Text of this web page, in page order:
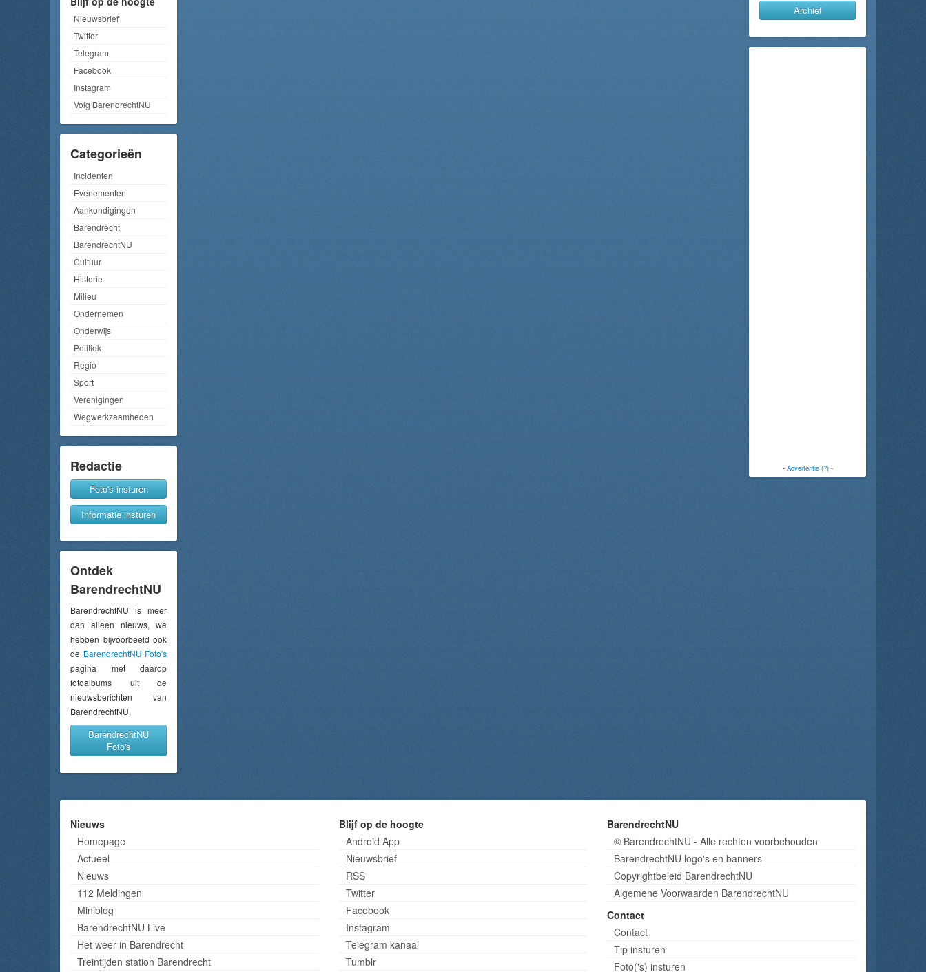
Nieuwsbrief
Twitter
Telegram
Facebook
Instagram
Volg BarendrechtNU
Categorieën
Incidenten
Evenementen
Aankondigingen
Barendrecht
BarendrechtNU
Cultuur
Historie
Milieu
Ondernemen
Onderwijs
Politiek
Regio
Sport
Verenigingen
Wegwerkzaamheden
Redactie
Foto's insturen
Informatie insturen
Ontdek
BarendrechtNU
BarendrechtNU is meer
dan alleen nieuws, we
hebben bijvoorbeeld ook
de BarendrechtNU Foto's
pagina met daarop
fotoalbums uit de
nieuwsberichten van
BarendrechtNU.
BarendrechtNU
Foto's
Archief
- Advertentie (?)-
Nieuws
Homepage
Actueel
Nieuws
112 Meldingen
Miniblog
BarendrechtNU Live
Het weer in Barendrecht
Treintijden station Barendrecht
Blijf op de hoogte
Android App
Nieuwsbrief
RSS
Twitter
Facebook
Instagram
Telegram kanaal
Tumblr
BarendrechtNU
© BarendrechtNU - Alle rechten voorbehouden
BarendrechtNU logo's en banners
Copyrightbeleid BarendrechtNU
Algemene Voorwaarden BarendrechtNU
Contact
Contact
Tip insturen
Foto('s) insturen